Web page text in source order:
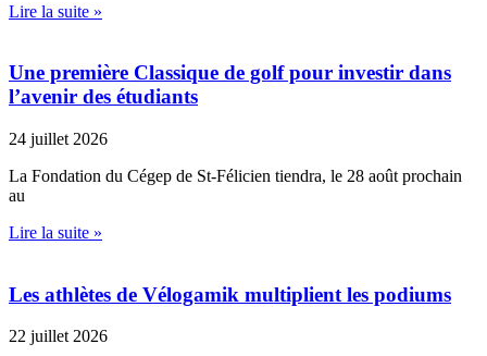
Lire la suite »
Une première Classique de golf pour investir dans
l’avenir des étudiants
24 juillet 2026
La Fondation du Cégep de St-Félicien tiendra, le 28 août prochain
au
Lire la suite »
Les athlètes de Vélogamik multiplient les podiums
22 juillet 2026